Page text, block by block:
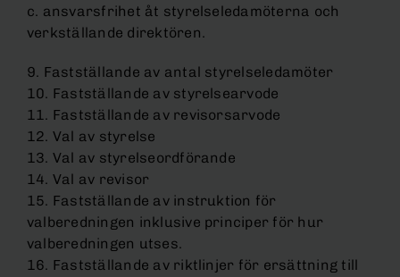
c. ansvarsfrihet åt styrelseledamöterna och
verkställande direktören.
9. Fastställande av antal styrelseledamöter
10. Fastställande av styrelsearvode
11. Fastställande av revisorsarvode
12. Val av styrelse
13. Val av styrelseordförande
14. Val av revisor
15. Fastställande av instruktion för
valberedningen inklusive principer för hur
valberedningen utses.
16. Fastställande av riktlinjer för ersättning till